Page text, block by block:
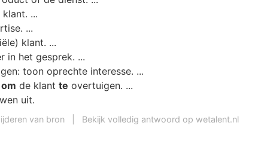
...
...
klant. ...
in het gesprek. ...
toon oprechte interesse. ...
om de klant te overtuigen. ...
uit.
van bron Bekijk volledig antwoord op wetalent.nl